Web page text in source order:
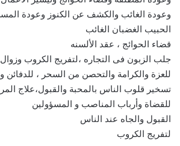
وعودة الغائب والكشف عن الكنوز وعودة
الحبيب الغضبان الغائب
قضاء الحوائج ، عقد الألسنه
جلب الزبون فى التجاره ،لتفريج الكروب
للعزة والكرامة والتحصن من السحر ، للدفائن
تسخير قلوب الناس بالمحبة والقبول،علاج
للقضاة وأرباب المناصب و المسؤولين
القبول والجاه عند الناس
لتفريج الكروب